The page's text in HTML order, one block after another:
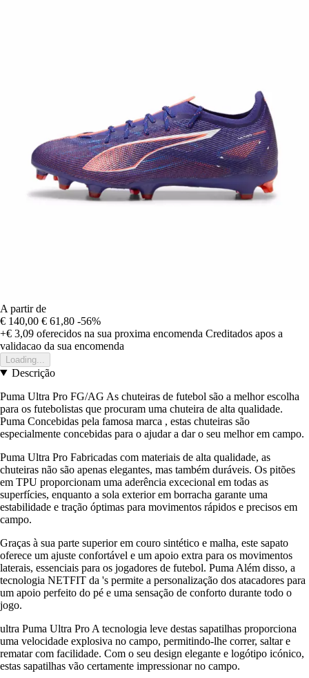
A partir de
€ 140,00 € 61,80 -56%
+€ 3,09 oferecidos na sua proxima encomenda Creditados apos a
validacao da sua encomenda
Loading...
Descrição
Puma Ultra Pro FG/AG As chuteiras de futebol são a melhor escolha
para os futebolistas que procuram uma chuteira de alta qualidade.
Puma Concebidas pela famosa marca , estas chuteiras são
especialmente concebidas para o ajudar a dar o seu melhor em campo.
Puma Ultra Pro Fabricadas com materiais de alta qualidade, as
chuteiras não são apenas elegantes, mas também duráveis. Os pitões
em TPU proporcionam uma aderência excecional em todas as
superfícies, enquanto a sola exterior em borracha garante uma
estabilidade e tração óptimas para movimentos rápidos e precisos em
campo.
Graças à sua parte superior em couro sintético e malha, este sapato
oferece um ajuste confortável e um apoio extra para os movimentos
laterais, essenciais para os jogadores de futebol. Puma Além disso, a
tecnologia NETFIT da 's permite a personalização dos atacadores para
um apoio perfeito do pé e uma sensação de conforto durante todo o
jogo.
ultra Puma Ultra Pro A tecnologia leve destas sapatilhas proporciona
uma velocidade explosiva no campo, permitindo-lhe correr, saltar e
rematar com facilidade. Com o seu design elegante e logótipo icónico,
estas sapatilhas vão certamente impressionar no campo.